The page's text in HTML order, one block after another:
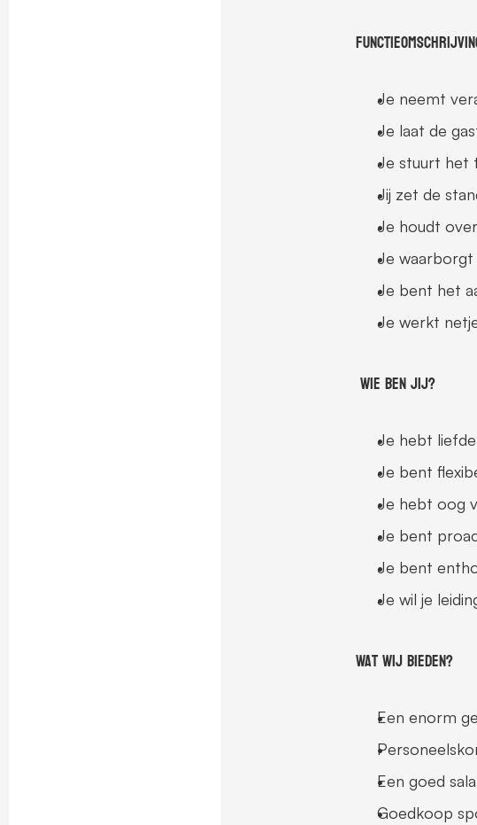
Je neemt
Je laat de
Je stuurt het
Jij zet de
Je houdt
Je waarborgt
Je bent het
Je werkt
Wie ben jij?
Je hebt
Je bent
Je hebt oog
Je bent
Je bent
Je wil je
Wat wij bieden?
Een enorm
Een goed
Goedkoop